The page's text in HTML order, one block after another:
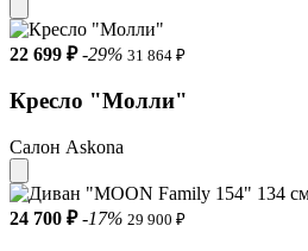
22 699 ₽ -29% 31 864 ₽
Кресло "Молли"
Салон Askona
24 700 ₽ -17% 29 900 ₽